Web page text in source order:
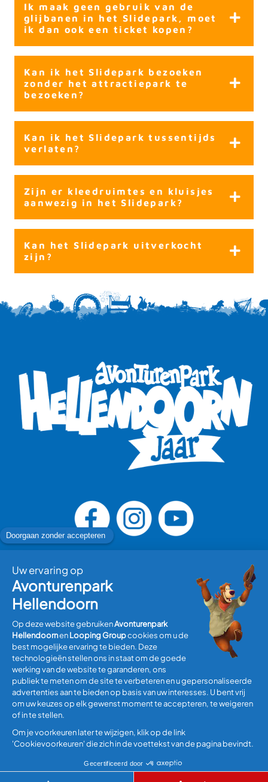
Ik maak geen gebruik van de
glijbanen in het Slidepark, moet
ik dan ook een ticket kopen?
Kan ik het Slidepark bezoeken
zonder het attractiepark te
bezoeken?
Kan ik het Slidepark tussentijds
verlaten?
Zijn er kleedruimtes en kluisjes
aanwezig in het Slidepark?
Kan het Slidepark uitverkocht
zijn?
Bezoek plannen
Informatie
Algemene Voorwaarden Disclaimer
reserved.